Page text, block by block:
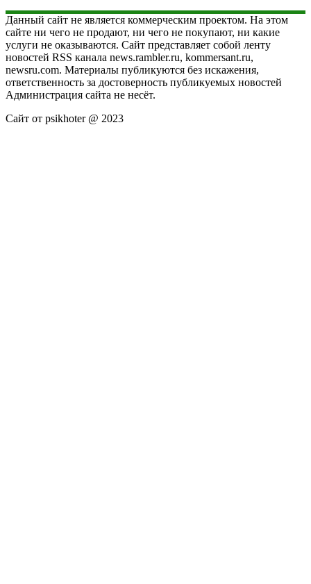
Данный сайт не является коммерческим проектом. На этом
сайте ни чего не продают, ни чего не покупают, ни какие
услуги не оказываются. Сайт представляет собой ленту
новостей RSS канала news.rambler.ru, kommersant.ru,
newsru.com. Материалы публикуются без искажения,
ответственность за достоверность публикуемых новостей
Администрация сайта не несёт.
Сайт от psikhoter @ 2023